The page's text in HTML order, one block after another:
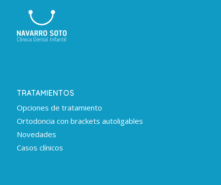
TRATAMIENTOS
Opciones de tratamiento
Ortodoncia con brackets autoligables
Novedades
Casos clínicos